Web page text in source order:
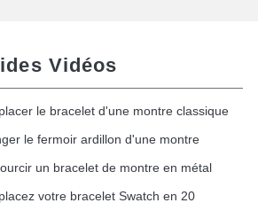
Vidéos
le bracelet d'une montre classique
le fermoir ardillon d'une montre
un bracelet de montre en métal
votre bracelet Swatch en 20